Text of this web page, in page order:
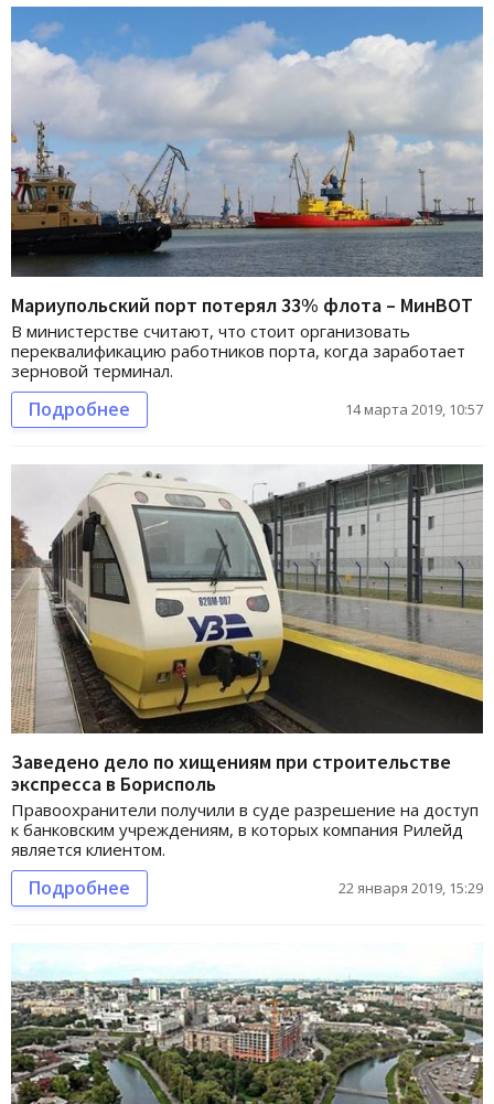
Мариупольский порт потерял 33% флота – МинВОТ
В министерстве считают, что стоит организовать
переквалификацию работников порта, когда заработает
зерновой терминал.
Подробнее 14 марта 2019, 10:57
Заведено дело по хищениям при строительстве
экспресса в Борисполь
Правоохранители получили в суде разрешение на доступ
к банковским учреждениям, в которых компания Рилейд
является клиентом.
Подробнее 22 января 2019, 15:29